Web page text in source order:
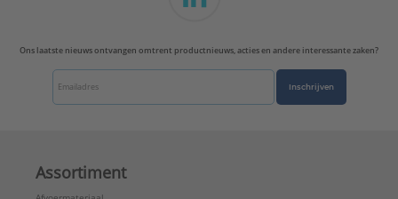
Ons laatste nieuws ontvangen omtrent productnieuws, acties en andere interessante zaken?
Inschrijven
Assortiment